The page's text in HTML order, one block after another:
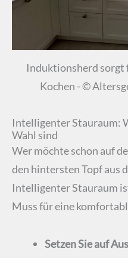
Induktionsherd sorgt
Kochen - ©
Intelligenter Stauraum:
Wahl sind
Wer möchte schon auf
den hintersten Topf aus
Intelligenter Stauraum
Muss für eine
Setzen Sie auf